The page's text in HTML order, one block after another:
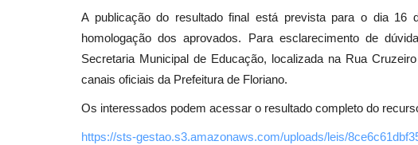
A publicação do resultado final está prevista para o dia 16
homologação dos aprovados. Para esclarecimento de
Secretaria Municipal de Educação, localizada na Rua
canais oficiais da Prefeitura de Floriano.
Os interessados podem acessar o resultado completo do
https://sts-gestao.s3.amazonaws.com/uploads/leis/